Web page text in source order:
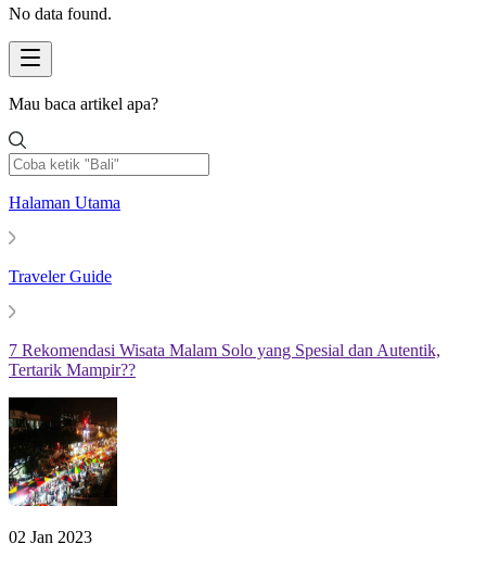
No data found.
Mau baca artikel apa?
Halaman Utama
Traveler Guide
7 Rekomendasi Wisata Malam Solo yang Spesial dan Autentik,
Tertarik Mampir??
02 Jan 2023